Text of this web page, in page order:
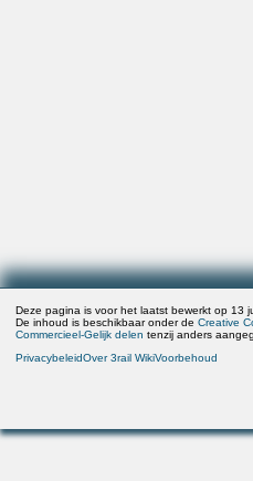
Deze pagina is voor het laatst bewerkt op 13
De inhoud is beschikbaar onder deCreative
Commercieel-Gelijk delen tenzij anders
PrivacybeleidOver 3rail WikiVoorbehoud